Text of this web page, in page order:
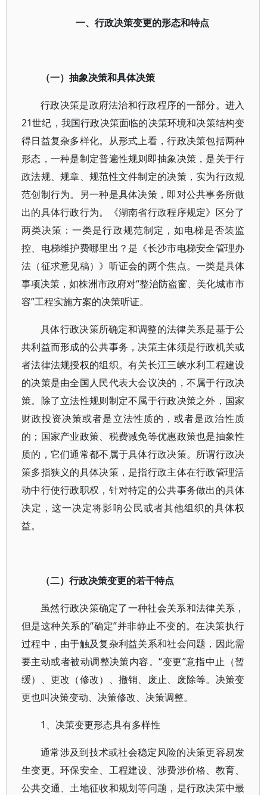
一、行政决策变更的形态和特点
（一）抽象决策和具体决策
行政决策是政府法治和行政程序的一部分。进入
21世纪，我国行政决策面临的决策环境和决策结构变
得日益复杂多样化。从形式上看，行政决策包括两种
形态，一种是制定普遍性规则即抽象决策，是关于行
政法规、规章、规范性文件制定的决策，实为行政规
范创制行为。另一种是具体决策，即对公共事务所做
出的具体行政行为。《湖南省行政程序规定》区分了
两类决策：一类是行政规范制定，如电梯是否装监
控、电梯维护费哪里出？是《长沙市电梯安全管理办
法（征求意见稿）》听证会的两个焦点。一类是具体
事项决策，如株洲市政府对“整治防盗窗、美化城市市
容”工程实施方案的决策听证。
具体行政决策所确定和调整的法律关系是基于公
共利益而形成的公共事务，决策主体须是行政机关或
者法律法规授权的组织。有关长江三峡水利工程建设
的决策是由全国人民代表大会议决的，不属于行政决
策。除了立法性规则制定不属于行政决策之外，国家
财政投资决策或者是立法性质的，或者是政治性质
的；国家产业政策、税费减免等优惠政策也是抽象性
质的，它们通常都不属于具体行政决策。所谓行政决
策多指狭义的具体决策，是指行政主体在行政管理活
动中行使行政职权，针对特定的公共事务做出的具体
决定，这一决定将影响公民或者其他组织的具体权
益。
（二）行政决策变更的若干特点
虽然行政决策确定了一种社会关系和法律关系，
但是这种关系的“确定”并非静止不变的。在决策执行
过程中，由于触及复杂利益关系和社会问题，因此需
要主动或者被动调整决策内容。“变更”意指中止（暂
缓）、更改（修改）、撤销、废止、废除等。决策变
更也叫决策变动、决策修改、决策调整。
1、决策变更形态具有多样性
通常涉及到技术或社会稳定风险的决策更容易发
生变更。环保安全、工程建设、涉费涉价格、教育、
公共交通、土地征收和规划等问题，是行政决策中最